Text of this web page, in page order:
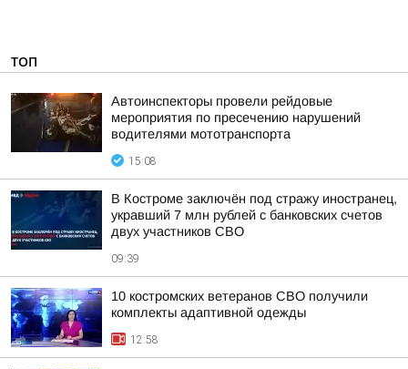
ТОП
Автоинспекторы провели рейдовые
мероприятия по пресечению нарушений
водителями мототранспорта
15:08
В Костроме заключён под стражу иностранец,
укравший 7 млн рублей с банковских счетов
двух участников СВО
09:39
10 костромских ветеранов СВО получили
комплекты адаптивной одежды
12:58